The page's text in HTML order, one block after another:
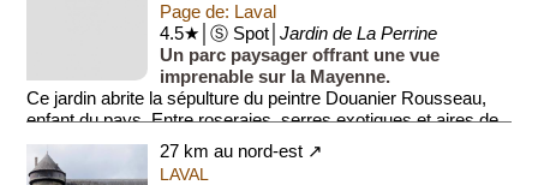
Page de: Laval
4.5★│Ⓢ Spot│Jardin de La Perrine
Un parc paysager offrant une vue
imprenable sur la Mayenne.
Ce jardin abrite la sépulture du peintre Douanier Rousseau,
enfant du pays. Entre roseraies, serres exotiques et aires de
jeux, c'est l'un...
27 km au nord-est ↗
LAVAL